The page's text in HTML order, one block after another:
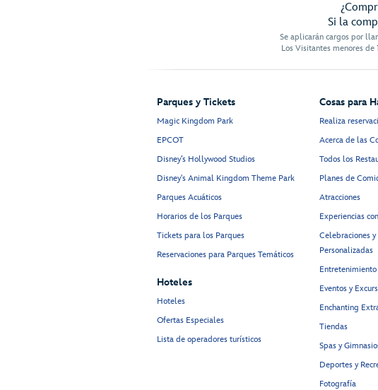
Si la
Se aplicarán cargos por
Los Visitantes menores
Parques y Tickets
Magic Kingdom Park
EPCOT
Disney’s Hollywood Studios
Disney's Animal Kingdom Theme Park
Parques Acuáticos
Horarios de los Parques
Tickets para los Parques
Reservaciones para Parques Temáticos
Hoteles
Hoteles
Ofertas Especiales
Lista de operadores turísticos
Cosas para
Realiza
Acerca de las
Todos los
Planes de
Atracciones
Experiencias
Celebraciones y
Personalizadas
Entretenimiento
Eventos y
Enchanting
Tiendas
Spas y
Deportes y
Fotografía